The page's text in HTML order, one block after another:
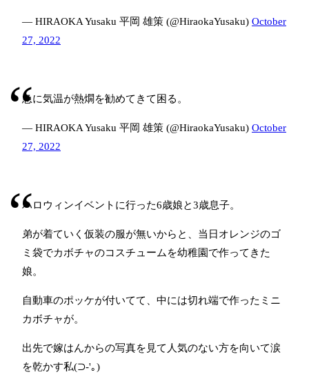
— HIRAOKA Yusaku 平岡 雄策 (@HiraokaYusaku) October
27, 2022
急に気温が熱燗を勧めてきて困る。
— HIRAOKA Yusaku 平岡 雄策 (@HiraokaYusaku) October
27, 2022
ハロウィンイベントに行った6歳娘と3歳息子。
弟が着ていく仮装の服が無いからと、当日オレンジのゴ
ミ袋でカボチャのコスチュームを幼稚園で作ってきた
娘。
自動車のポッケが付いてて、中には切れ端で作ったミニ
カボチャが。
出先で嫁はんからの写真を見て人気のない方を向いて涙
を乾かす私(⊃-'｡)